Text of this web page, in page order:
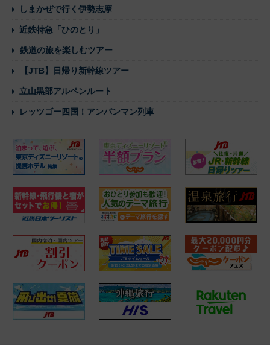
しまかぜで行く伊勢志摩
近鉄特急「ひのとり」
鉄道の旅を楽しむツアー
【JTB】日帰り新幹線ツアー
立山黒部アルペンルート
レッツゴー四国！アンパンマン列車